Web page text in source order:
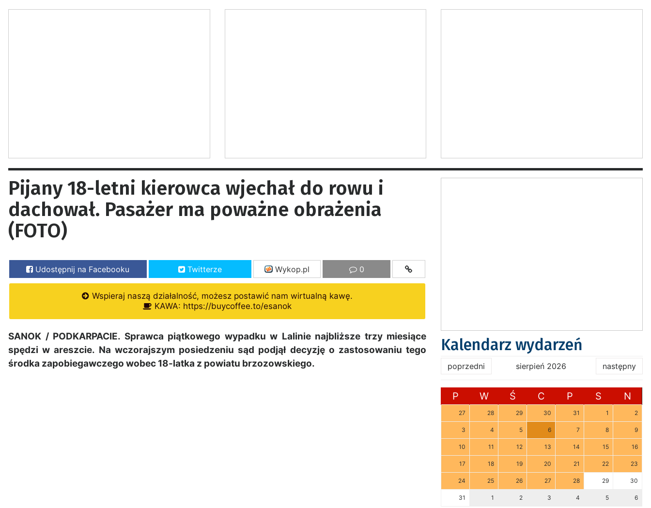
Pijany 18-letni kierowca wjechał do rowu i
dachował. Pasażer ma poważne obrażenia
(FOTO)
Udostępnij na Facebooku Twitterze Wykop.pl 0
Wspieraj naszą działalność, możesz postawić nam wirtualną kawę.
KAWA: https://buycoffee.to/esanok
SANOK / PODKARPACIE. Sprawca piątkowego wypadku w Lalinie najbliższe trzy miesiące
spędzi w areszcie. Na wczorajszym posiedzeniu sąd podjął decyzję o zastosowaniu tego
środka zapobiegawczego wobec 18-latka z powiatu brzozowskiego.
Kalendarz wydarzeń
poprzedni sierpień 2026 następny
P W Ś C P S N
27 28 29 30 31 1 2
3 4 5 6 7 8 9
10 11 12 13 14 15 16
17 18 19 20 21 22 23
24 25 26 27 28 29 30
31 1 2 3 4 5 6